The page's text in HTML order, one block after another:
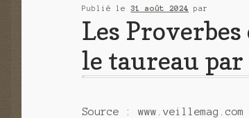
Publié le31 août 2024 par
Les
le taureau
Source : www.veillemag.com